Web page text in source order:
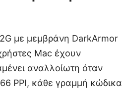
με μεμβράνη DarkArmor
Mac έχουν
αναλλοίωτη όταν
PPI, κάθε γραμμή κώδικα